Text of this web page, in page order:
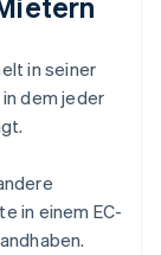
in seiner
dem jeder
in einem EC-